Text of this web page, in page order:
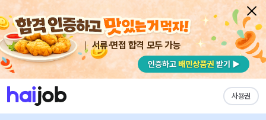
서류·면접 합격 모두 가능
사용권
채용공고 자소서 자유항목 자소서 내 작성목록
(주)케이씨텍 즐겨찾기
반도체 소재 기술영업 담당자 모집(경력/동탄)